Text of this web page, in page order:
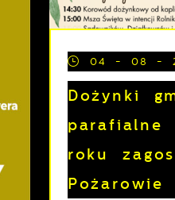
04 - 08 -
Dożynki
parafialne
roku
Pożarowie